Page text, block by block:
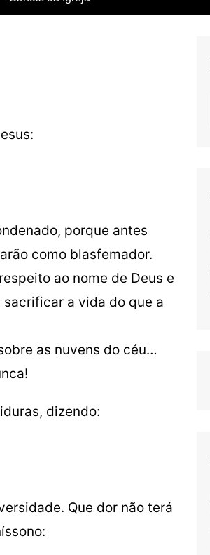
porque antes
como blasfemador.
ao nome de Deus e
sacrificar a vida do que a
as nuvens do céu…
dizendo:
Que dor não terá